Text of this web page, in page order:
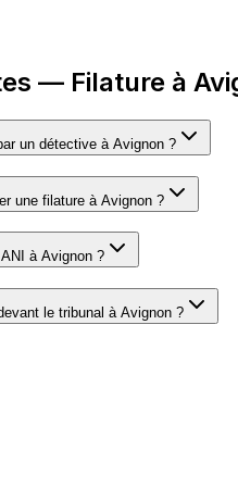
— Filature à
un détective à Avignon ?
une filature à Avignon ?
à Avignon ?
le tribunal à Avignon ?